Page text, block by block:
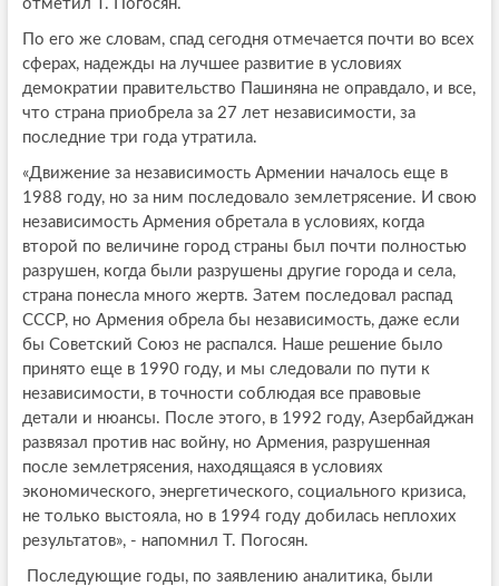
отметил Т. Погосян.
По его же словам, спад сегодня отмечается почти во всех
сферах, надежды на лучшее развитие в условиях
демократии правительство Пашиняна не оправдало, и все,
что страна приобрела за 27 лет независимости, за
последние три года утратила.
«Движение за независимость Армении началось еще в
1988 году, но за ним последовало землетрясение. И свою
независимость Армения обретала в условиях, когда
второй по величине город страны был почти полностью
разрушен, когда были разрушены другие города и села,
страна понесла много жертв. Затем последовал распад
СССР, но Армения обрела бы независимость, даже если
бы Советский Союз не распался. Наше решение было
принято еще в 1990 году, и мы следовали по пути к
независимости, в точности соблюдая все правовые
детали и нюансы. После этого, в 1992 году, Азербайджан
развязал против нас войну, но Армения, разрушенная
после землетрясения, находящаяся в условиях
экономического, энергетического, социального кризиса,
не только выстояла, но в 1994 году добилась неплохих
результатов», - напомнил Т. Погосян.
Последующие годы, по заявлению аналитика, были